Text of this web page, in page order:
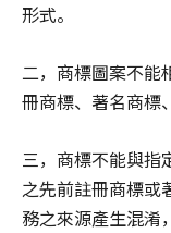
形式。
二，商標圖案不能
冊商標、著名商標
三，商標不能與指
之先前註冊商標或
務之來源產生混淆